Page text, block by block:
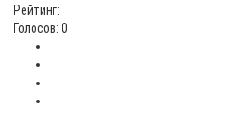
Рейтинг:
Голосов: 0